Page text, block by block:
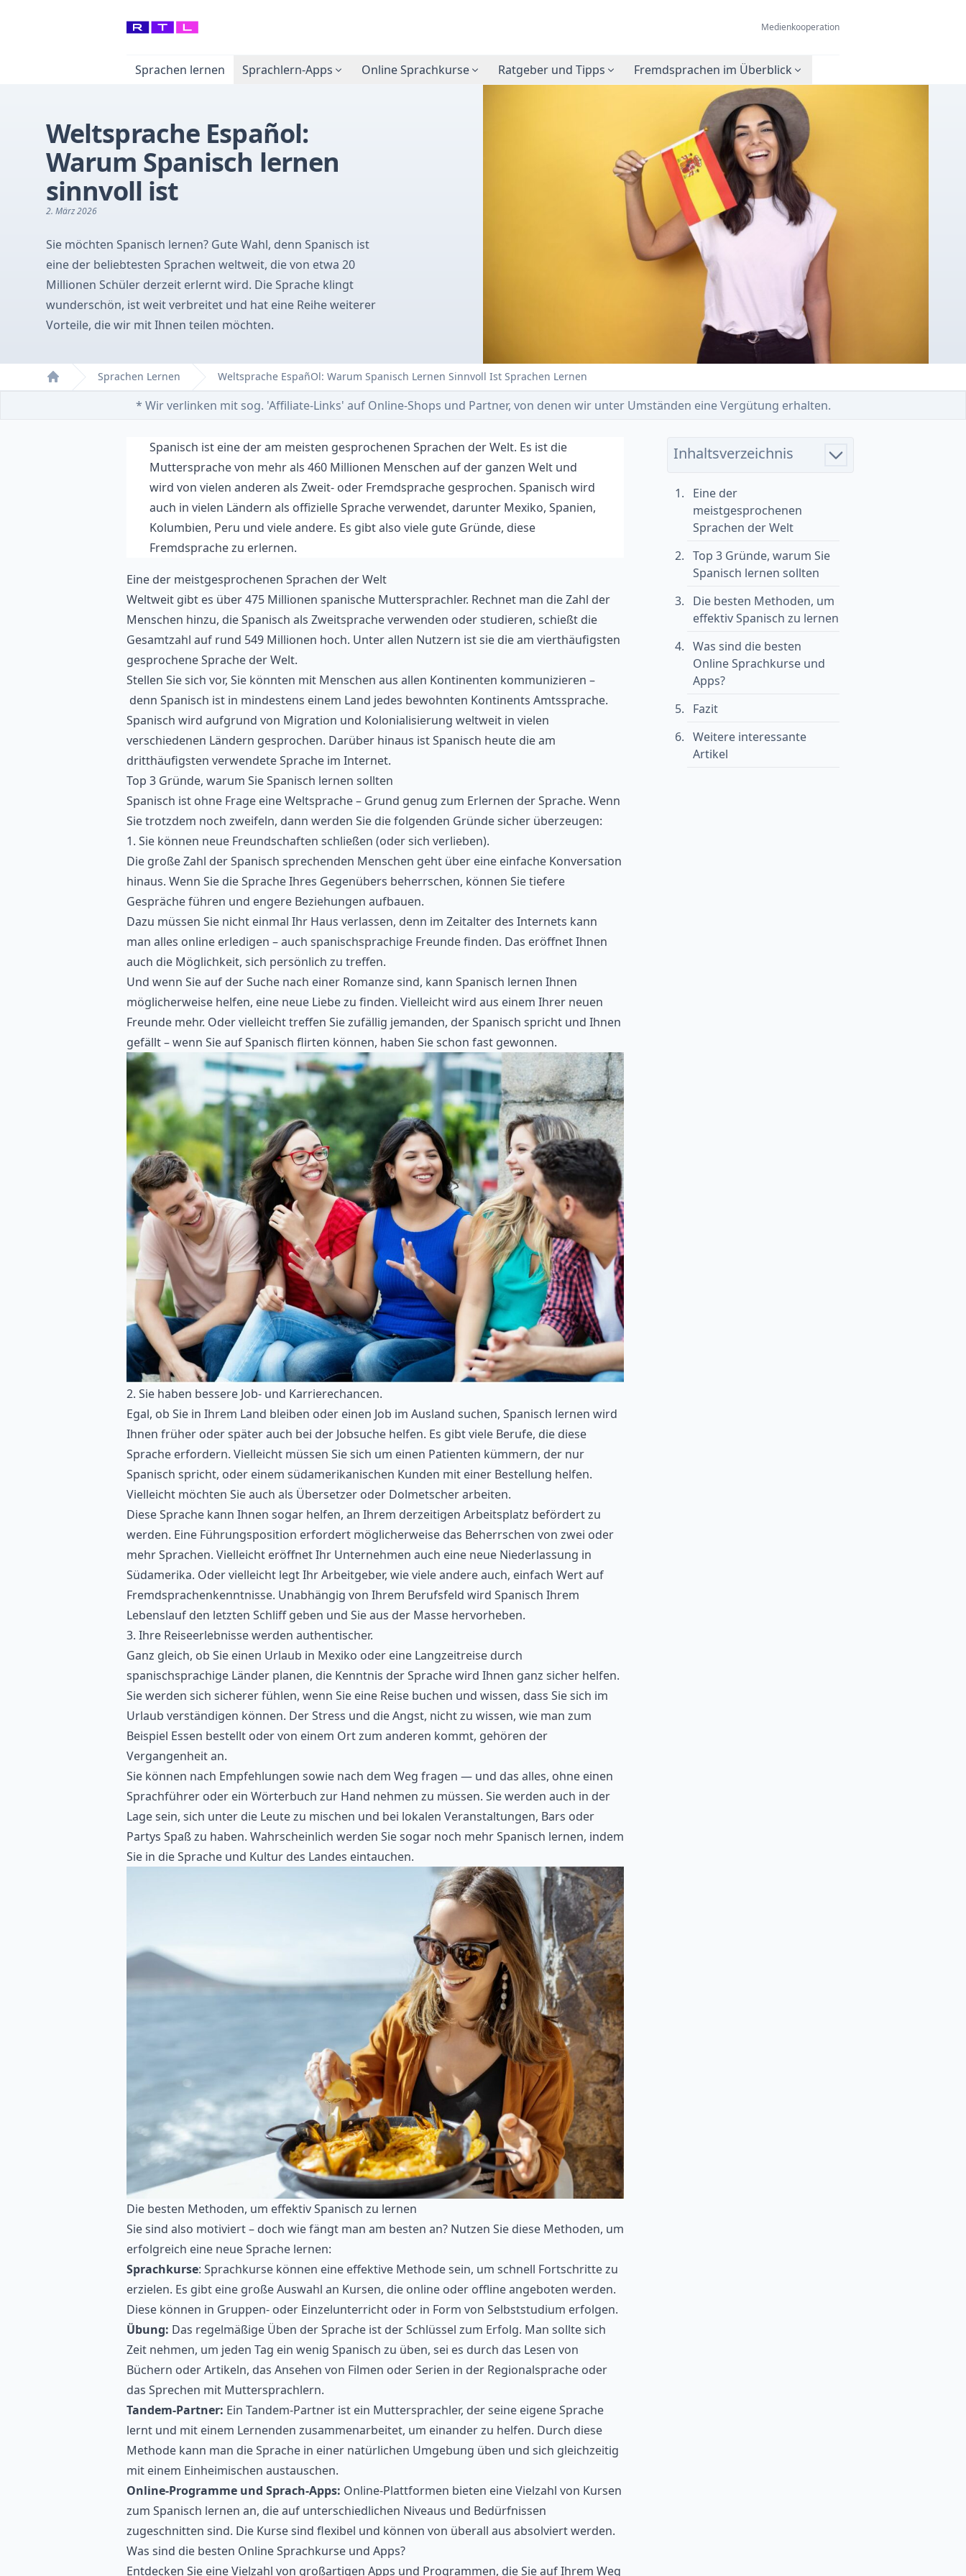
Medienkooperation
Sprachen lernen Sprachlern-Apps Online Sprachkurse Ratgeber und Tipps Fremdsprachen im Überblick
Weltsprache Español:
Warum Spanisch lernen
sinnvoll ist
2. März 2026
Sie möchten Spanisch lernen? Gute Wahl, denn Spanisch ist
eine der beliebtesten Sprachen weltweit, die von etwa 20
Millionen Schüler derzeit erlernt wird. Die Sprache klingt
wunderschön, ist weit verbreitet und hat eine Reihe weiterer
Vorteile, die wir mit Ihnen teilen möchten.
Home
Sprachen Lernen Weltsprache EspañOl: Warum Spanisch Lernen Sinnvoll Ist Sprachen Lernen
* Wir verlinken mit sog. 'Affiliate-Links' auf Online-Shops und Partner, von denen wir unter Umständen eine Vergütung erhalten.
Spanisch ist eine der am meisten gesprochenen Sprachen der Welt. Es ist die
Muttersprache von mehr als 460 Millionen Menschen auf der ganzen Welt und
wird von vielen anderen als Zweit- oder Fremdsprache gesprochen. Spanisch wird
auch in vielen Ländern als offizielle Sprache verwendet, darunter Mexiko, Spanien,
Kolumbien, Peru und viele andere. Es gibt also viele gute Gründe, diese
Fremdsprache zu erlernen.
Eine der meistgesprochenen Sprachen der Welt
Weltweit gibt es über 475 Millionen spanische Muttersprachler. Rechnet man die Zahl der
Menschen hinzu, dieSpanisch als Zweitspracheverwenden oder studieren, schießt die
Gesamtzahl auf rund 549 Millionen hoch. Unter allen Nutzern ist sie die am vierthäufigsten
gesprochene Sprache der Welt.
Stellen Sie sich vor, Sie könnten mit Menschen aus allen Kontinenten kommunizieren –
denn Spanisch ist in mindestens einem Land jedes bewohnten Kontinents Amtssprache.
Spanisch wird aufgrund von Migration und Kolonialisierung weltweit in vielen
verschiedenen Ländern gesprochen. Darüber hinaus ist Spanisch heute die am
dritthäufigsten verwendete Sprache im Internet.
Top 3 Gründe, warum Sie Spanisch lernen sollten
Spanisch ist ohne Frage eine Weltsprache – Grund genug zum Erlernen der Sprache. Wenn
Sie trotzdem noch zweifeln, dann werden Sie die folgenden Gründe sicher überzeugen:
1. Sie können neue Freundschaften schließen (oder sich verlieben).
Die große Zahl der Spanisch sprechenden Menschen geht über eine einfache Konversation
hinaus. Wenn Sie die Sprache Ihres Gegenübers beherrschen, können Sie tiefere
Gespräche führen und engere Beziehungen aufbauen.
Dazu müssen Sie nicht einmal Ihr Haus verlassen, denn im Zeitalter des Internets kann
man alles online erledigen – auch spanischsprachige Freunde finden. Das eröffnet Ihnen
auch die Möglichkeit, sich persönlich zu treffen.
Und wenn Sie auf der Suche nach einer Romanze sind, kann Spanisch lernen Ihnen
möglicherweise helfen, eine neue Liebe zu finden. Vielleicht wird aus einem Ihrer neuen
Freunde mehr. Oder vielleicht treffen Sie zufällig jemanden, der Spanisch spricht und Ihnen
gefällt – wenn Sie auf Spanisch flirten können, haben Sie schon fast gewonnen.
2. Sie haben bessere Job- und Karrierechancen.
Egal, ob Sie in Ihrem Land bleiben oder einen Job im Ausland suchen, Spanisch lernen wird
Ihnen früher oder später auch bei der Jobsuche helfen. Es gibt viele Berufe, die diese
Sprache erfordern. Vielleicht müssen Sie sich um einen Patienten kümmern, der nur
Spanisch spricht, oder einem südamerikanischen Kunden mit einer Bestellung helfen.
Vielleicht möchten Sie auch als Übersetzer oder Dolmetscher arbeiten.
Diese Sprache kann Ihnen sogar helfen, an Ihrem derzeitigen Arbeitsplatz befördert zu
werden. Eine Führungsposition erfordert möglicherweise das Beherrschen von zwei oder
mehr Sprachen. Vielleicht eröffnet Ihr Unternehmen auch eine neue Niederlassung in
Südamerika. Oder vielleicht legt Ihr Arbeitgeber, wie viele andere auch, einfach Wert auf
Fremdsprachenkenntnisse. Unabhängig von Ihrem Berufsfeld wird Spanisch Ihrem
Lebenslauf den letzten Schliff geben und Sie aus der Masse hervorheben.
3. Ihre Reiseerlebnisse werden authentischer.
Ganz gleich, ob Sie einen Urlaub in Mexiko oder eine Langzeitreise durch
spanischsprachige Länder planen, die Kenntnis der Sprache wird Ihnen ganz sicher helfen.
Sie werden sich sicherer fühlen, wenn Sie eine Reise buchen und wissen, dass Sie sich im
Urlaub verständigen können. Der Stress und die Angst, nicht zu wissen, wie man zum
Beispiel Essen bestellt oder von einem Ort zum anderen kommt, gehören der
Vergangenheit an.
Sie können nach Empfehlungen sowie nach dem Weg fragen — und das alles, ohne einen
Sprachführer oder ein Wörterbuch zur Hand nehmen zu müssen. Sie werden auch in der
Lage sein, sich unter die Leute zu mischen und bei lokalen Veranstaltungen, Bars oder
Partys Spaß zu haben. Wahrscheinlich werden Sie sogar noch mehr Spanisch lernen, indem
Sie in die Sprache und Kultur des Landes eintauchen.
Die besten Methoden, um effektiv Spanisch zu lernen
Sie sind also motiviert – doch wie fängt man am besten an? Nutzen Sie diese Methoden, um
erfolgreich eine neue Sprache lernen:
Sprachkurse: Sprachkurse können eine effektive Methode sein, um schnell Fortschritte zu
erzielen. Es gibt eine große Auswahl an Kursen, die online oder offline angeboten werden.
Diese können in Gruppen- oder Einzelunterricht oder in Form von Selbststudium erfolgen.
Übung: Das regelmäßige Üben der Sprache ist der Schlüssel zum Erfolg. Man sollte sich
Zeit nehmen, um jeden Tag ein wenig Spanisch zu üben, sei es durch das Lesen von
Büchern oder Artikeln, das Ansehen von Filmen oder Serien in der Regionalsprache oder
das Sprechen mit Muttersprachlern.
Tandem-Partner: Ein Tandem-Partner ist ein Muttersprachler, der seine eigene Sprache
lernt und mit einem Lernenden zusammenarbeitet, um einander zu helfen. Durch diese
Methode kann man die Sprache in einer natürlichen Umgebung üben und sich gleichzeitig
mit einem Einheimischen austauschen.
Online-Programme und Sprach-Apps: Online-Plattformen bieten eine Vielzahl von Kursen
zum Spanisch lernen an, die auf unterschiedlichen Niveaus und Bedürfnissen
zugeschnitten sind. Die Kurse sind flexibel und können von überall aus absolviert werden.
Was sind die besten Online Sprachkurse und Apps?
Entdecken Sie eine Vielzahl von großartigen Apps und Programmen, die Sie auf Ihrem Weg
Inhaltsverzeichnis
Eine der
meistgesprochenen
Sprachen der Welt
Top 3 Gründe, warum Sie
Spanisch lernen sollten
Die besten Methoden, um
effektiv Spanisch zu lernen
Was sind die besten
Online Sprachkurse und
Apps?
Fazit
Weitere interessante
Artikel